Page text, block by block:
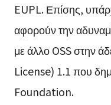
EUPL. Επίσης,
αφορούν την
με άλλο OSS στην
License) 1.1 που
Foundation.